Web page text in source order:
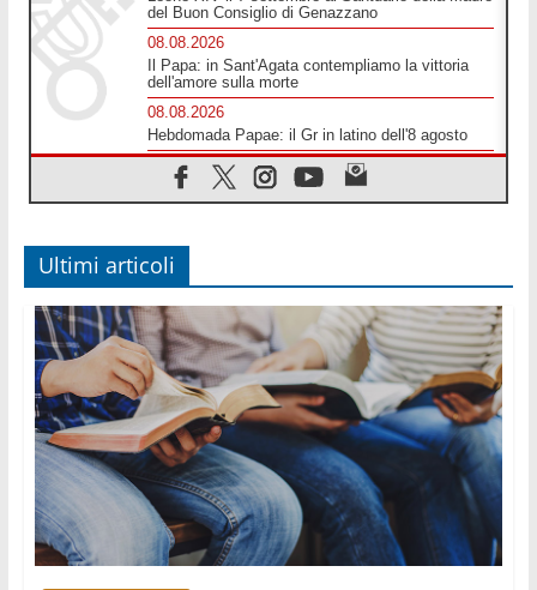
del Buon Consiglio di Genazzano
08.08.2026
Il Papa: in Sant'Agata contempliamo la vittoria
dell'amore sulla morte
08.08.2026
Hebdomada Papae: il Gr in latino dell'8 agosto
08.08.2026
Spin Time, Reina: Cristo non abita nei palazzi del
potere ma si identifica coi senzatetto
SIGNIS 2026, la comunicazione al servizio del
Vangelo
08.08.2026
Argentina, l'arcivescovo Colombo: "La visita del
Papa messaggio di pace e dignità"
08.08.2026
Tonalestate 2026, i giovani sconfiggono la paura
08.08.2026
Marcinelle, 70 anni dopo istituita la Giornata
europea per le vittime sul lavoro
08.08.2026
Arabia Saudita, Turchia e Pakistan stringono una
nuova alleanza militare in Medio Oriente
Ultimi articoli